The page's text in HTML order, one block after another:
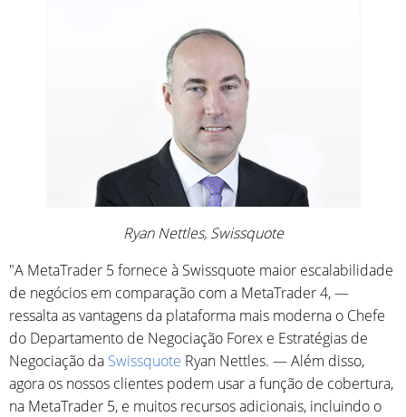
Ryan Nettles, Swissquote
"A MetaTrader 5 fornece à Swissquote maior escalabilidade
de negócios em comparação com a MetaTrader 4, —
ressalta as vantagens da plataforma mais moderna o Chefe
do Departamento de Negociação Forex e Estratégias de
Negociação da Swissquote Ryan Nettles. — Além disso,
agora os nossos clientes podem usar a função de cobertura,
na MetaTrader 5, e muitos recursos adicionais, incluindo o